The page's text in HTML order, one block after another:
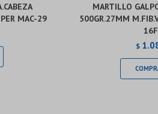
MAC-29
MARTILLO
500GR.27MM
16F
$